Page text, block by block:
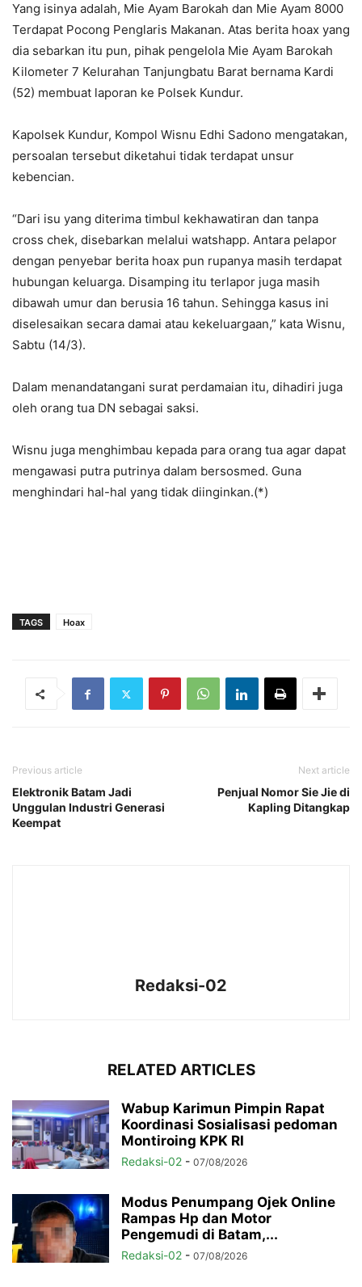
Yang isinya adalah, Mie Ayam Barokah dan Mie Ayam 8000
Terdapat Pocong Penglaris Makanan. Atas berita hoax yang
dia sebarkan itu pun, pihak pengelola Mie Ayam Barokah
Kilometer 7 Kelurahan Tanjungbatu Barat bernama Kardi
(52) membuat laporan ke Polsek Kundur.
Kapolsek Kundur, Kompol Wisnu Edhi Sadono mengatakan,
persoalan tersebut diketahui tidak terdapat unsur
kebencian.
“Dari isu yang diterima timbul kekhawatiran dan tanpa
cross chek, disebarkan melalui watshapp. Antara pelapor
dengan penyebar berita hoax pun rupanya masih terdapat
hubungan keluarga. Disamping itu terlapor juga masih
dibawah umur dan berusia 16 tahun. Sehingga kasus ini
diselesaikan secara damai atau kekeluargaan,” kata Wisnu,
Sabtu (14/3).
Dalam menandatangani surat perdamaian itu, dihadiri juga
oleh orang tua DN sebagai saksi.
Wisnu juga menghimbau kepada para orang tua agar dapat
mengawasi putra putrinya dalam bersosmed. Guna
menghindari hal-hal yang tidak diinginkan.(*)
TAGS Hoax
Previous article
Elektronik Batam Jadi
Unggulan Industri Generasi
Keempat
Next article
Penjual Nomor Sie Jie di
Kapling Ditangkap
Redaksi-02
RELATED ARTICLES
Wabup Karimun Pimpin Rapat
Koordinasi Sosialisasi pedoman
Montiroing KPK RI
Redaksi-02 - 07/08/2026
Modus Penumpang Ojek Online
Rampas Hp dan Motor
Pengemudi di Batam,...
Redaksi-02 - 07/08/2026